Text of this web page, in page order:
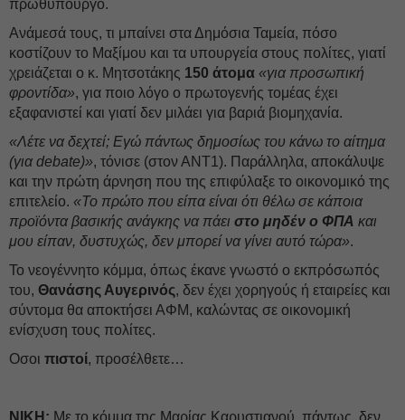
πρωθυπουργό.
Ανάμεσά τους, τι μπαίνει στα Δημόσια Ταμεία, πόσο
κοστίζουν το Μαξίμου και τα υπουργεία στους πολίτες, γιατί
χρειάζεται ο κ. Μητσοτάκης 150 άτομα «για προσωπική
φροντίδα», για ποιο λόγο ο πρωτογενής τομέας έχει
εξαφανιστεί και γιατί δεν μιλάει για βαριά βιομηχανία.
«Λέτε να δεχτεί; Εγώ πάντως δημοσίως του κάνω το αίτημα
(για debate)», τόνισε (στον ΑΝΤ1). Παράλληλα, αποκάλυψε
και την πρώτη άρνηση που της επιφύλαξε το οικονομικό της
επιτελείο. «Το πρώτο που είπα είναι ότι θέλω σε κάποια
προϊόντα βασικής ανάγκης να πάει στο μηδέν ο ΦΠΑ και
μου είπαν, δυστυχώς, δεν μπορεί να γίνει αυτό τώρα».
Το νεογέννητο κόμμα, όπως έκανε γνωστό ο εκπρόσωπός
του, Θανάσης Αυγερινός, δεν έχει χορηγούς ή εταιρείες και
σύντομα θα αποκτήσει ΑΦΜ, καλώντας σε οικονομική
ενίσχυση τους πολίτες.
Οσοι πιστοί, προσέλθετε…
ΝΙΚΗ: Με το κόμμα της Μαρίας Καρυστιανού, πάντως, δεν